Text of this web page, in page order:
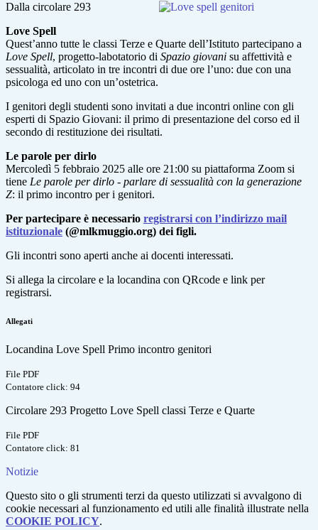
Dalla circolare 293
Love Spell
Quest’anno tutte le classi Terze e Quarte dell’Istituto partecipano a
Love Spell, progetto-labotatorio di Spazio giovani su affettività e
sessualità, articolato in tre incontri di due ore l’uno: due con una
psicologa ed uno con un’ostetrica.
I genitori degli studenti sono invitati a due incontri online con gli
esperti di Spazio Giovani: il primo di presentazione del corso ed il
secondo di restituzione dei risultati.
Le parole per dirlo
Mercoledì 5 febbraio 2025 alle ore 21:00 su piattaforma Zoom si
tiene Le parole per dirlo - parlare di sessualità con la generazione
Z: il primo incontro per i genitori.
Per partecipare è necessario registrarsi con l’indirizzo mail
istituzionale (@mlkmuggio.org) dei figli.
Gli incontri sono aperti anche ai docenti interessati.
Si allega la circolare e la locandina con QRcode e link per
registrarsi.
Allegati
Locandina Love Spell Primo incontro genitori
File PDF
Contatore click: 94
Circolare 293 Progetto Love Spell classi Terze e Quarte
File PDF
Contatore click: 81
Notizie
Questo sito o gli strumenti terzi da questo utilizzati si avvalgono di
cookie necessari al funzionamento ed utili alle finalità illustrate nella
COOKIE POLICY.